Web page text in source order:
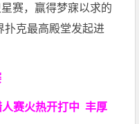
赛，赢得梦寐以求的
扑克最高殿堂发起进
人赛火热开打中 丰厚